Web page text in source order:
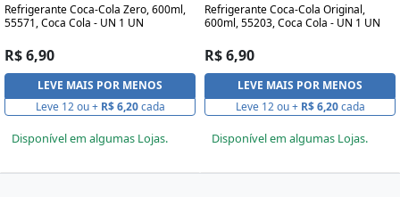
Refrigerante Coca-Cola Zero, 600ml,
55571, Coca Cola - UN 1 UN
R$ 6,90
LEVE MAIS POR MENOS
Leve 12 ou + R$ 6,20cada
Disponível em algumas Lojas.
Refrigerante Coca-Cola Original,
600ml, 55203, Coca Cola - UN 1 UN
R$ 6,90
LEVE MAIS POR MENOS
Leve 12 ou + R$ 6,20cada
Disponível em algumas Lojas.